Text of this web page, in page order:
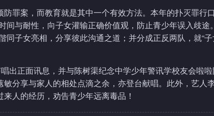
罪案，而教育就是其中一个有效方法。本年的扑灭罪行
与耐性，向子女灌输正确价值观，防止青少年误入歧途
同子女亮相，分享彼此沟通之道；并分成正反两队，就“
出正面讯息，并与陈树渠纪念中学少年警讯学校友会啦
分享与家人的相处点滴之余，亦登台献唱。此外，艺人
人的经历，劝告青少年远离毒品！